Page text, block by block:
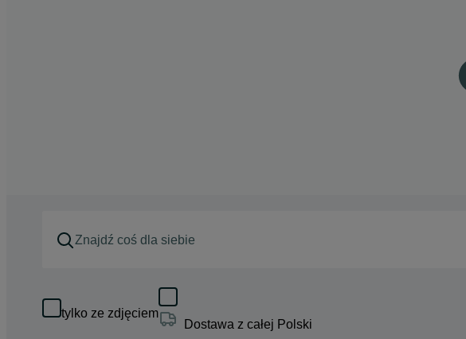
tylko ze zdjęciem
Dostawa z całej Polski